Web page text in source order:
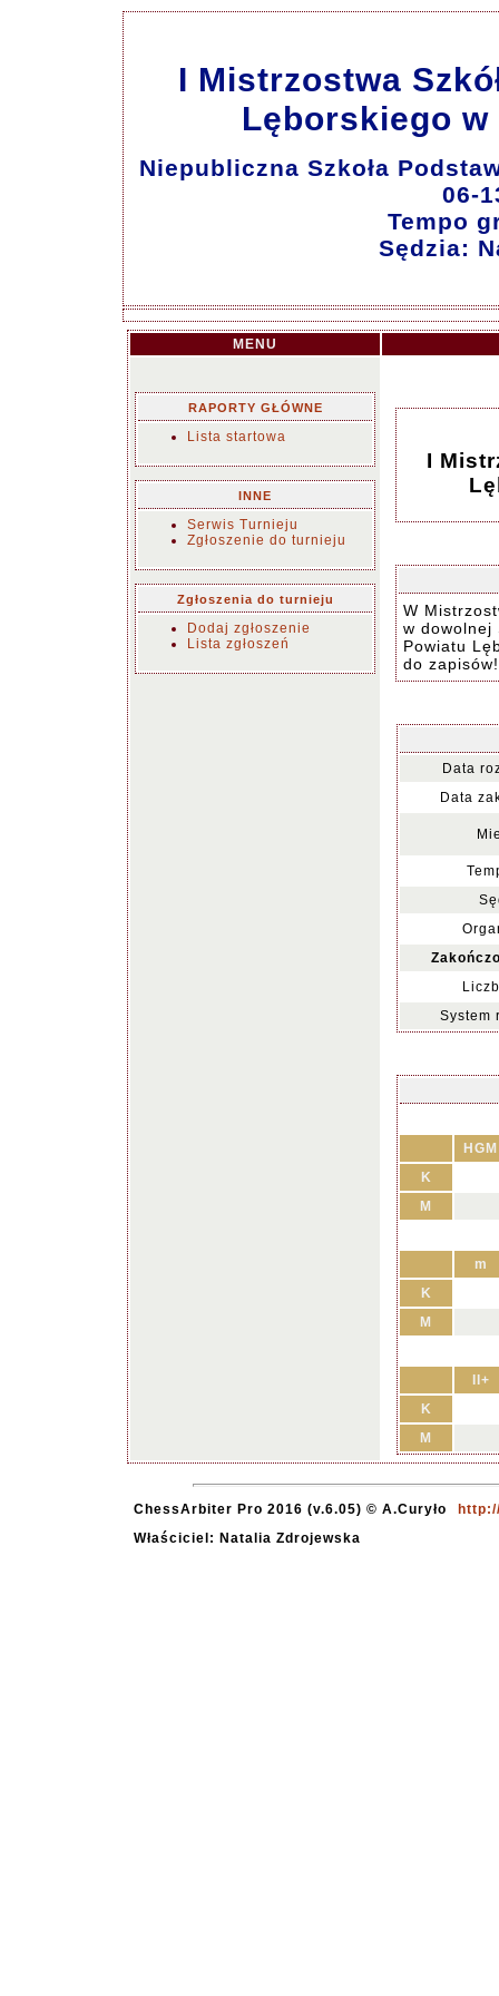
I Mistrzostwa
Lęborskiego
Niepubliczna Szkoła
06-
Tempo
Sędzia:
MENU
RAPORTY GŁÓWNE
Lista startowa
INNE
Serwis Turnieju
Zgłoszenie do turnieju
Zgłoszenia do turnieju
Dodaj zgłoszenie
Lista zgłoszeń
I
W
w dowolnej
Powiatu
do zapisów!
Data
Data
System
HGM
K
M
m
K
M
II+
K
M
ChessArbiter Pro 2016 (v.6.05) © A.Curyło
Właściciel: Natalia Zdrojewska